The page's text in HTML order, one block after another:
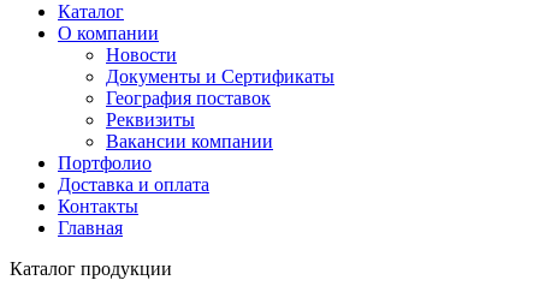
Каталог
О компании
Новости
Документы и Сертификаты
География поставок
Реквизиты
Вакансии компании
Портфолио
Доставка и оплата
Контакты
Главная
Каталог продукции